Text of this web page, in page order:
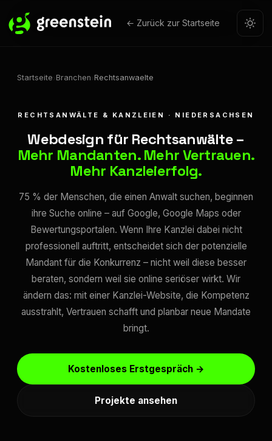
← Zurück zur Startseite
Startseite Branchen Rechtsanwaelte
RECHTSANWÄLTE & KANZLEIEN · NIEDERSACHSEN
Webdesign für Rechtsanwälte –
Mehr Mandanten. Mehr Vertrauen.
Mehr Kanzleierfolg.
75 % der Menschen, die einen Anwalt suchen, beginnen
ihre Suche online – auf Google, Google Maps oder
Bewertungsportalen. Wenn Ihre Kanzlei dabei nicht
professionell auftritt, entscheidet sich der potenzielle
Mandant für die Konkurrenz – nicht weil diese besser
beraten, sondern weil sie online seriöser wirkt. Wir
ändern das: mit einer Kanzlei-Website, die Kompetenz
ausstrahlt, Vertrauen schafft und planbar neue Mandate
bringt.
Kostenloses Erstgespräch →
Projekte ansehen